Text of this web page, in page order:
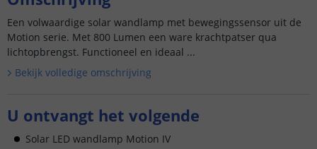
Een volwaardige solar wandlamp met bewegingssensor uit de
Motion serie. Met 800 Lumen een ware krachtpatser qua
lichtopbrengst. Functioneel en ideaal ...
Bekijk volledige omschrijving
U ontvangt het volgende
Solar LED wandlamp Motion IV